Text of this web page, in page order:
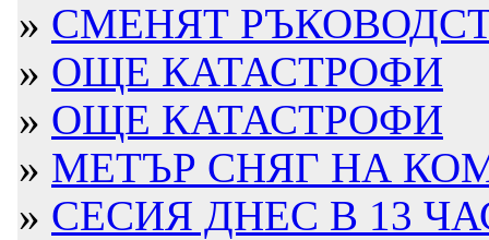
» СМЕНЯТ
» ОЩЕ КАТАСТРОФИ
» ОЩЕ КАТАСТРОФИ
» МЕТЪР СНЯГ НА
» СЕСИЯ ДНЕС В 13